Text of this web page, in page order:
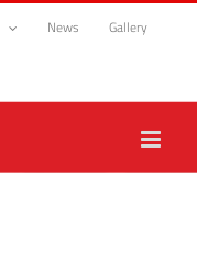
News Gallery